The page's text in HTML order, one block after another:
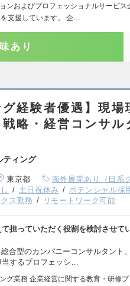
ンおよびプロフェッショナルサービス
支援しています。 企…
あり
グ経験者優遇】現
略・経営コンサル
ティング
東京都 海外展開あり（日系
土日祝休み ポテンシャル採
ス勤務 リモートワーク可能
担っていただく役割を検討させて
合型のカンパニーコンサルタント
当するプロフェッシ…
グ業務 企業経営に関する教育・研修